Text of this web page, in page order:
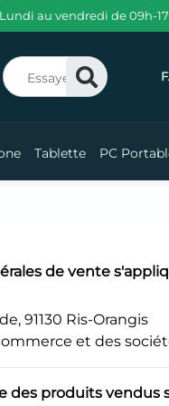
Lundi au vendredi de 09h-
Rechercher
Tablette PC
de vente
91130 Ris-Orangis
et des
des produits vendus